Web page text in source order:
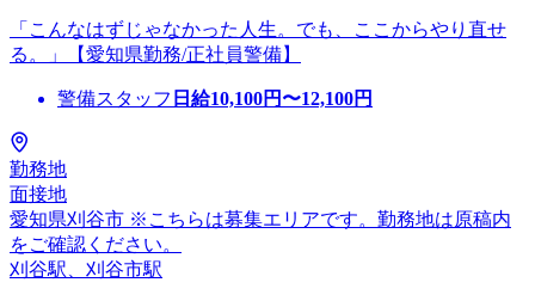
「こんなはずじゃなかった人生。でも、ここからやり直せ
る。」【愛知県勤務/正社員警備】
警備スタッフ 日給10,100円〜12,100円
勤務地
面接地
愛知県刈谷市 ※こちらは募集エリアです。勤務地は原稿内
をご確認ください。
刈谷駅、刈谷市駅